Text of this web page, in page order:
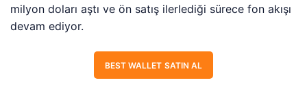
milyon doları aştı ve ön satış ilerlediği sürece fon akışı
devam ediyor.
BEST WALLET SATIN AL